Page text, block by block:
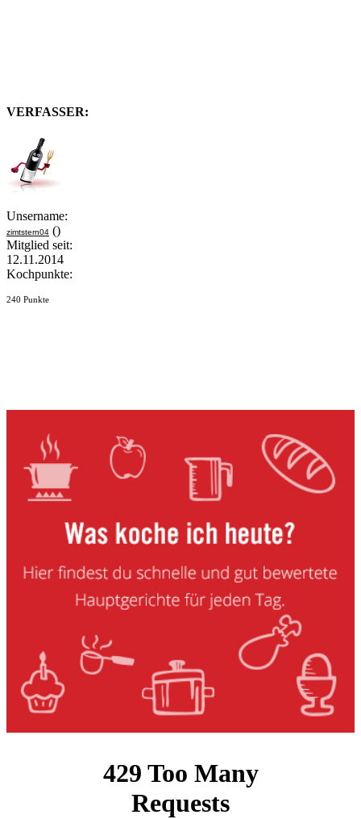
VERFASSER:
Unsername:
zimtstern04 ()
Mitglied seit:
12.11.2014
Kochpunkte:
240 Punkte